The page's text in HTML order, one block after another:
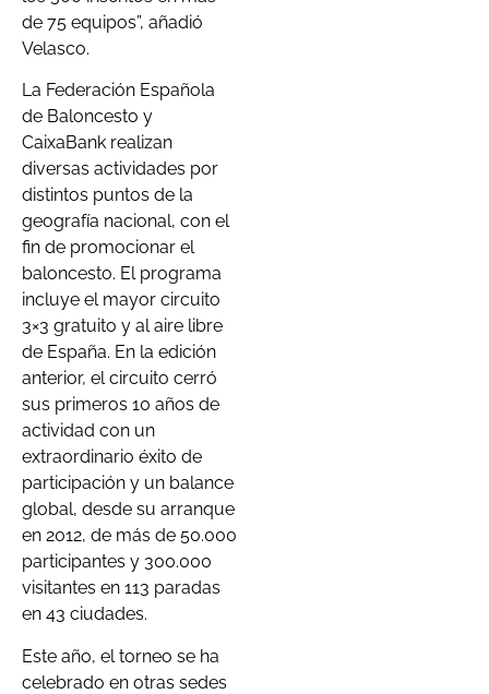
de 75 equipos”, añadió
Velasco.
La Federación Española
de Baloncesto y
CaixaBank realizan
diversas actividades por
distintos puntos de la
geografía nacional, con el
fin de promocionar el
baloncesto. El programa
incluye el mayor circuito
3×3 gratuito y al aire libre
de España. En la edición
anterior, el circuito cerró
sus primeros 10 años de
actividad con un
extraordinario éxito de
participación y un balance
global, desde su arranque
en 2012, de más de 50.000
participantes y 300.000
visitantes en 113 paradas
en 43 ciudades.
Este año, el torneo se ha
celebrado en otras sedes